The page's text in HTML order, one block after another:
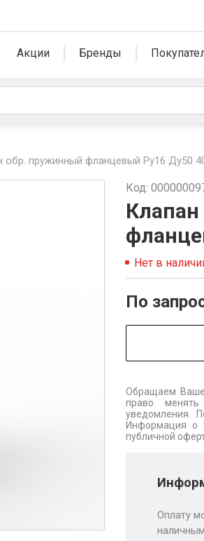
Акции Бренды
обр. пружинный фланцевый Ру16 Ду50
Код:
Нет в
По
Обращаем Ваше
право менять
уведомления.
Информация о
публичной
Оплату